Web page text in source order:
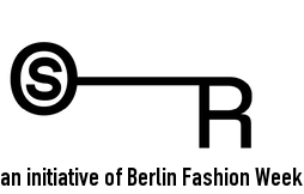
an initiative of Berlin Fashion Week